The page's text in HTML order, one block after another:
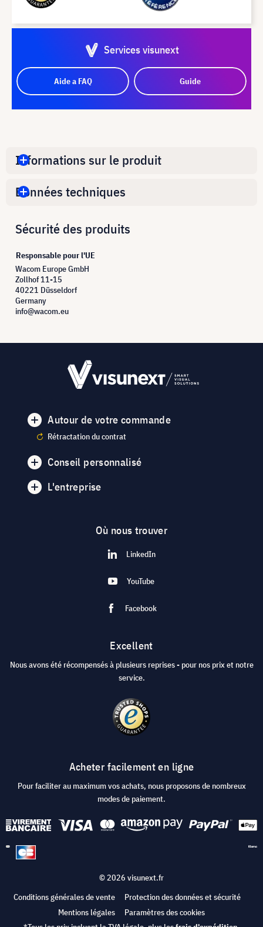
Services visunext
Aide a FAQ Guide
Informations sur le produit
Données techniques
Sécurité des produits
Responsable pour l'UE
Wacom Europe GmbH
Zollhof 11-15
40221 Düsseldorf
Germany
info@wacom.eu
Autour de votre commande
Rétractation du contrat
Conseil personnalisé
L'entreprise
Où nous trouver
LinkedIn
YouTube
Facebook
Excellent
Nous avons été récompensés à plusieurs reprises - pour nos prix et notre
service.
Acheter facilement en ligne
Pour faciliter au maximum vos achats, nous proposons de nombreux
modes de paiement.
© 2026 visunext.fr
Conditions générales de vente
Protection des données et sécurité
Mentions légales
Paramètres des cookies